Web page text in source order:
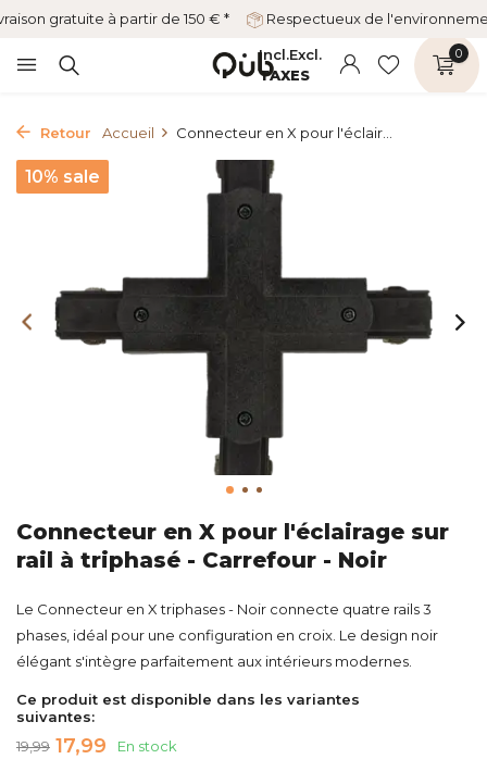
gratuite à partir de 150 € * Respectueux de
Incl.Excl.
TAXES
0
Retour Accueil Connecteur en X pour l'éclair...
10% sale
Connecteur en X pour l'éclairage sur
rail à triphasé - Carrefour - Noir
Le Connecteur en X triphases - Noir connecte quatre rails 3
phases, idéal pour une configuration en croix. Le design noir
élégant s'intègre parfaitement aux intérieurs modernes.
Ce produit est disponible dans les variantes
suivantes:
19,99 17,99
En stock